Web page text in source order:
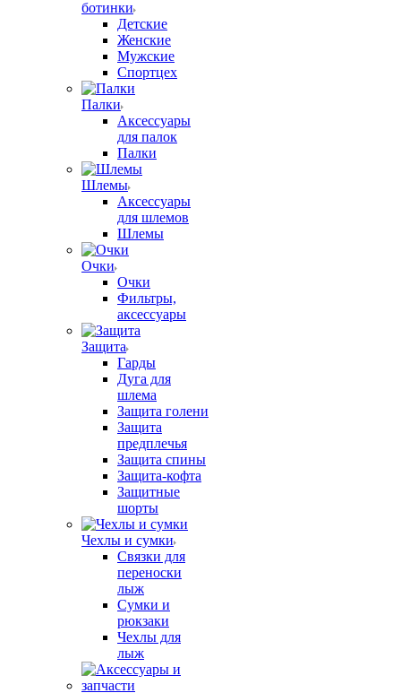
ботинки
Детские
Женские
Мужские
Спортцех
Палки
Аксессуары
для палок
Палки
Шлемы
Аксессуары
для шлемов
Шлемы
Очки
Очки
Фильтры,
аксессуары
Защита
Гарды
Дуга для
шлема
Защита голени
Защита
предплечья
Защита спины
Защита-кофта
Защитные
шорты
Чехлы и сумки
Связки для
переноски
лыж
Сумки и
рюкзаки
Чехлы для
лыж